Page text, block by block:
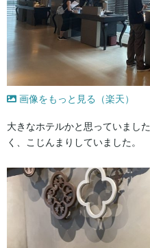
画像をもっと見る（楽天）
大きなホテルかと思っていまし
く、こじんまりしていました。